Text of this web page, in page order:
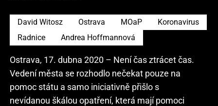
David Witosz Ostrava MOaP
Koronavirus
Radnice
Andrea Hoffmannová
Ostrava, 17. dubna 2020 – Není čas ztrácet čas.
Vedení města se rozhodlo nečekat pouze na
pomoc státu a samo iniciativně přišlo s
nevídanou škálou opatření, která mají pomoci